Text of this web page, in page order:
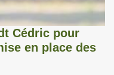
Cédric pour
en place des